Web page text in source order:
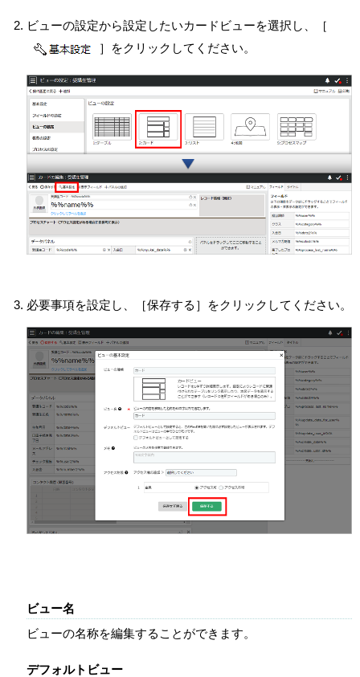
ビューの設定から設定したいカードビューを選択し、［
］をクリックしてください。
必要事項を設定し、［保存する］をクリックしてください。
ビュー名
ビューの名称を編集することができます。
デフォルトビュー